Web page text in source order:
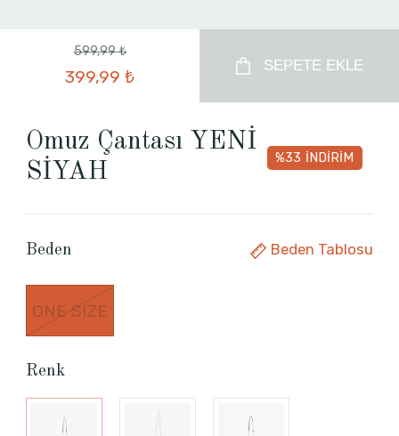
599,99 ₺
399,99 ₺
SEPETE EKLE
Omuz Çantası YENİ
SİYAH
%33 İNDİRİM
Beden Beden Tablosu
ONE SIZE
Renk